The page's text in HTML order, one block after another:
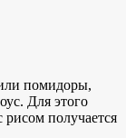
помидоры,
Для этого
получается